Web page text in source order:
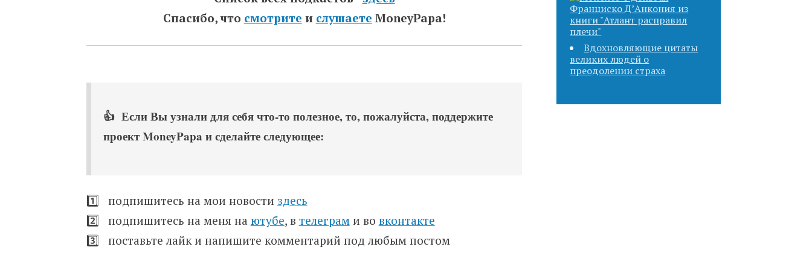
Спасибо, что смотрите и слушаете MoneyPapa!
👍 Если Вы узнали для себя что-то полезное, то, пожалуйста, поддержите
проект MoneyPapa и сделайте следующее:
1️⃣ подпишитесь на мои новости здесь
2️⃣ подпишитесь на меня на ютубе, в телеграм и во вконтакте
3️⃣ поставьте лайк и напишите комментарий под любым постом
Вдохновляющие цитаты
великих людей о
преодолении страха